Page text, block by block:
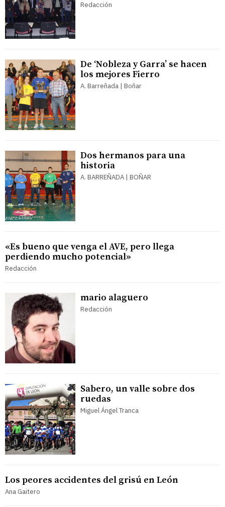
Redacción
De ‘Nobleza y Garra’ se hacen
los mejores Fierro
A. Barreñada | Boñar
Dos hermanos para una
historia
A. BARREÑADA | BOÑAR
«Es bueno que venga el AVE, pero llega
perdiendo mucho potencial»
Redacción
mario alaguero
Redacción
Sabero, un valle sobre dos
ruedas
Miguel Ángel Tranca
Los peores accidentes del grisú en León
Ana Gaitero